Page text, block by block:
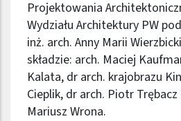
Projektowania
Wydziału Architektury PW
inż. arch. Anny Marii
składzie: arch. Maciej
Kalata, dr arch. krajobrazu
Cieplik, dr arch. Piotr
Mariusz Wrona.